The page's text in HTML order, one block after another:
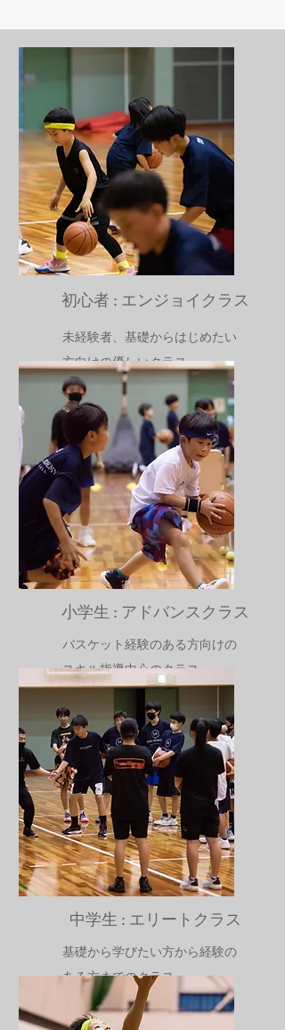
​初心者 : エンジョイクラス
​未経験者、基礎からはじめたい
方向けの優しいクラス
対象：幼児5才〜小学生初心者
​小学生 : アドバンスクラス
バスケット経験のある方向けの
スキル指導中心のクラス
対象：9才〜12才
​中学生 : エリートクラス
基礎から学びたい方から経験の
ある方までのクラス
対象：12才〜15才